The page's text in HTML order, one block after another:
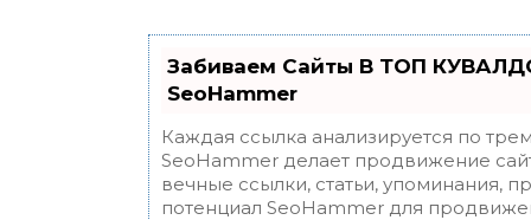
Забиваем Сайты В ТОП
SeoHammer
Каждая ссылка анализируется по
SeoHammer делает продвижение
вечные ссылки, статьи, упоминания,
потенциал SeoHammer для